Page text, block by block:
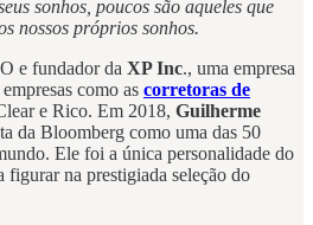
sonhos, poucos são aqueles que
nossos próprios sonhos.
e fundador da XP Inc., uma empresa
como as corretoras de
e Rico. Em 2018, Guilherme
da Bloomberg como uma das 50
Ele foi a única personalidade do
na prestigiada seleção do